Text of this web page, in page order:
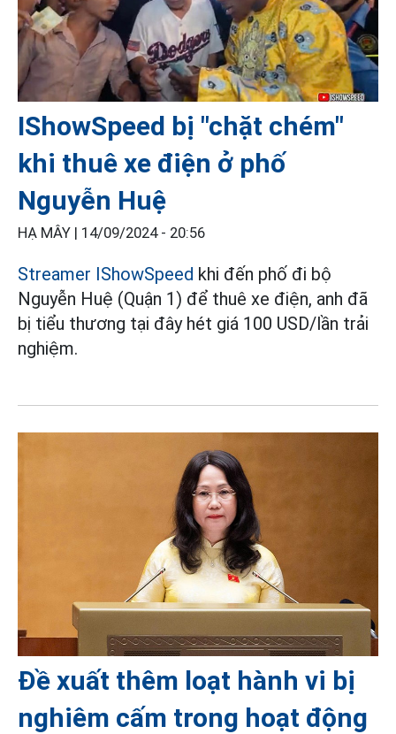
IShowSpeed bị "chặt chém"
khi thuê xe điện ở phố
Nguyễn Huệ
HẠ MÂY | 14/09/2024 - 20:56
Streamer IShowSpeed khi đến phố đi bộ
Nguyễn Huệ (Quận 1) để thuê xe điện, anh đã
bị tiểu thương tại đây hét giá 100 USD/lần trải
nghiệm.
Đề xuất thêm loạt hành vi bị
nghiêm cấm trong hoạt động